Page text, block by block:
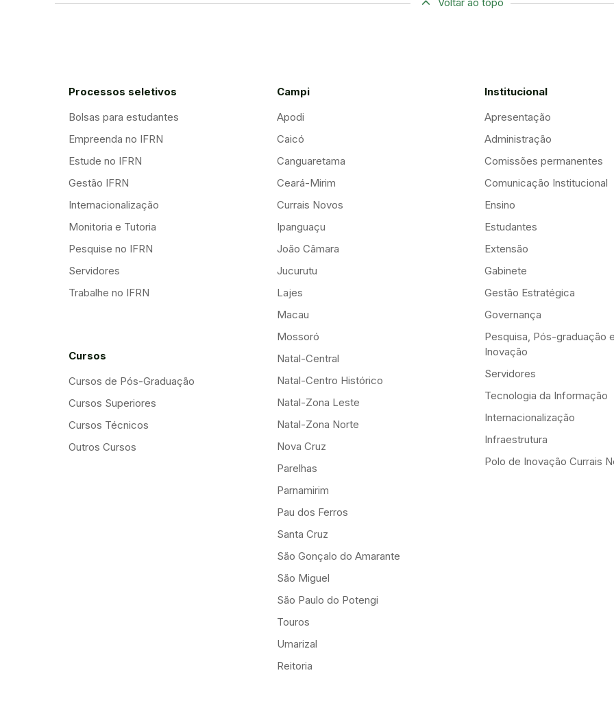
Processos seletivos
Bolsas para estudantes
Empreenda no IFRN
Estude no IFRN
Gestão IFRN
Internacionalização
Monitoria e Tutoria
Pesquise no IFRN
Servidores
Trabalhe no IFRN
Cursos
Cursos de Pós-Graduação
Cursos Superiores
Cursos Técnicos
Outros Cursos
Campi
Apodi
Caicó
Canguaretama
Ceará-Mirim
Currais Novos
Ipanguaçu
João Câmara
Jucurutu
Lajes
Macau
Mossoró
Natal-Central
Natal-Centro Histórico
Natal-Zona Leste
Natal-Zona Norte
Nova Cruz
Parelhas
Parnamirim
Pau dos Ferros
Santa Cruz
São Gonçalo do Amarante
São Miguel
São Paulo do Potengi
Touros
Umarizal
Reitoria
Institucional
Apresentação
Administração
Comissões permanentes
Comunicação Institucional
Ensino
Estudantes
Extensão
Gabinete
Gestão Estratégica
Governança
Pesquisa, Pós-graduação e
Inovação
Servidores
Tecnologia da Informação
Internacionalização
Infraestrutura
Polo de Inovação Currais